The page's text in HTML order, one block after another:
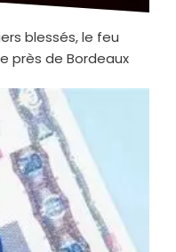
blessés, le feu
près de Bordeaux